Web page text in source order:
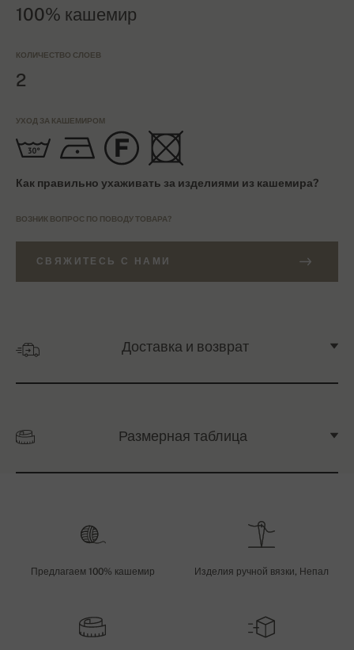
100% кашемир
КОЛИЧЕСТВО СЛОЕВ
2
УХОД ЗА КАШЕМИРОМ
Как правильно ухаживать за изделиями из кашемира?
ВОЗНИК ВОПРОС ПО ПОВОДУ ТОВАРА?
СВЯЖИТЕСЬ С НАМИ
Доставка и возврат
Размерная таблица
Предлагаем 100% кашемир Изделия ручной вязки, Непал